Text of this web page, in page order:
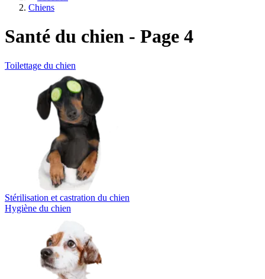
Chiens
Santé du chien - Page 4
Toilettage du chien
Stérilisation et castration du chien
Hygiène du chien